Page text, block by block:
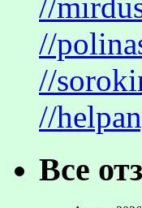
//
//
//
//
Все